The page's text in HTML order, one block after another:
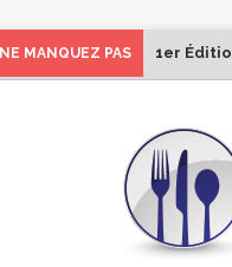
NE MANQUEZ PAS 1er